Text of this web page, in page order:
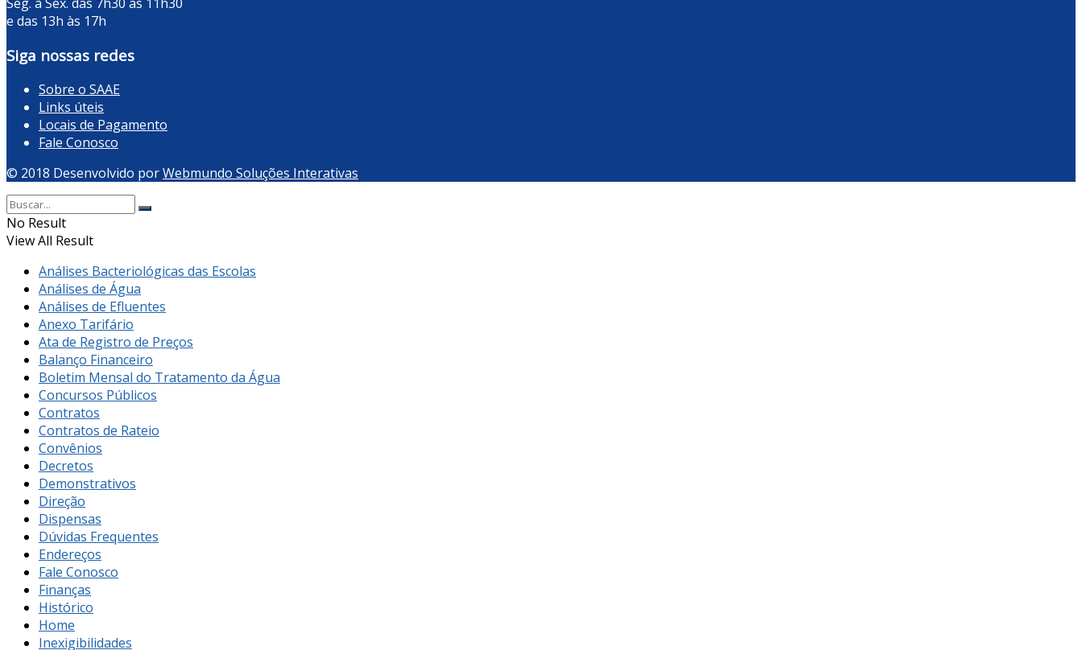
e das 13h às 17h
Siga nossas redes
Sobre o SAAE
Links úteis
Locais de Pagamento
Fale Conosco
© 2018 Desenvolvido porWebmundo Soluções Interativas
No Result
View All Result
Análises Bacteriológicas das Escolas
Análises de Água
Análises de Efluentes
Anexo Tarifário
Ata de Registro de Preços
Balanço Financeiro
Boletim Mensal do Tratamento da Água
Concursos Públicos
Contratos
Contratos de Rateio
Convênios
Decretos
Demonstrativos
Direção
Dispensas
Dúvidas Frequentes
Endereços
Fale Conosco
Finanças
Histórico
Home
Inexigibilidades